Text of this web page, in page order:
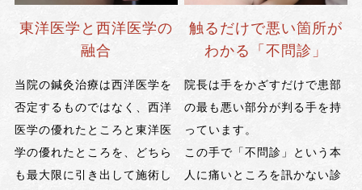
東洋医学と西洋医学の
融合
当院の鍼灸治療は西洋医学を
否定するものではなく、西洋
医学の優れたところと東洋医
学の優れたところを、どちら
も最大限に引き出して施術し
触るだけで悪い箇所が
わかる「不問診」
院長は手をかざすだけで患部
の最も悪い部分が判る手を持
っています。
この手で「不問診」という本
人に痛いところを訊かない診